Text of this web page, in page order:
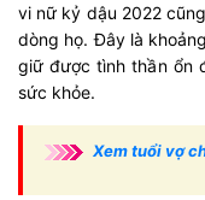
vi nữ kỷ dậu 2022
dòng họ. Đây là
giữ được tình thần ổn
sức khỏe.
Xem tuổi vợ